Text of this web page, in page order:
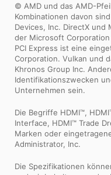
© AMD und das AMD-
Kombinationen davon
Devices, Inc. DirectX
der Microsoft
PCI Express ist eine
Corporation. Vulkan und
Khronos Group Inc.
Identifikationszwecken
Unternehmen sein.
Die Begriffe HDMI™,
Interface, HDMI™ Trade
Marken oder
Administrator, Inc.
Die Spezifikationen